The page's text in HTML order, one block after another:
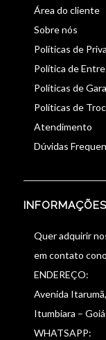
Área do cliente
Sobre nós
Políticas de
Política de
Políticas de
Políticas de
Atendimento
Dúvidas
Quer adquirir
em contato
ENDEREÇO:
Avenida
Itumbiara –
WHATSAPP: